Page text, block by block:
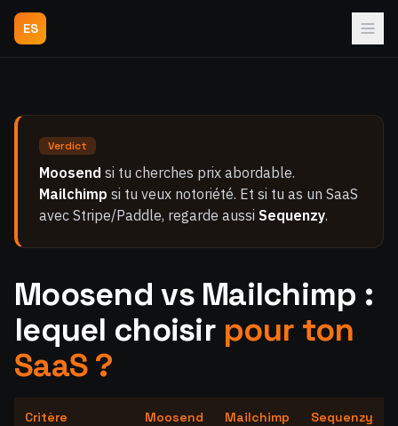
ES
Verdict
Moosend si tu cherches prix abordable.
Mailchimp si tu veux notoriété. Et si tu as un SaaS
avec Stripe/Paddle, regarde aussi Sequenzy.
Moosend vs Mailchimp :
lequel choisir pour ton
SaaS ?
Critère Moosend Mailchimp Sequenzy